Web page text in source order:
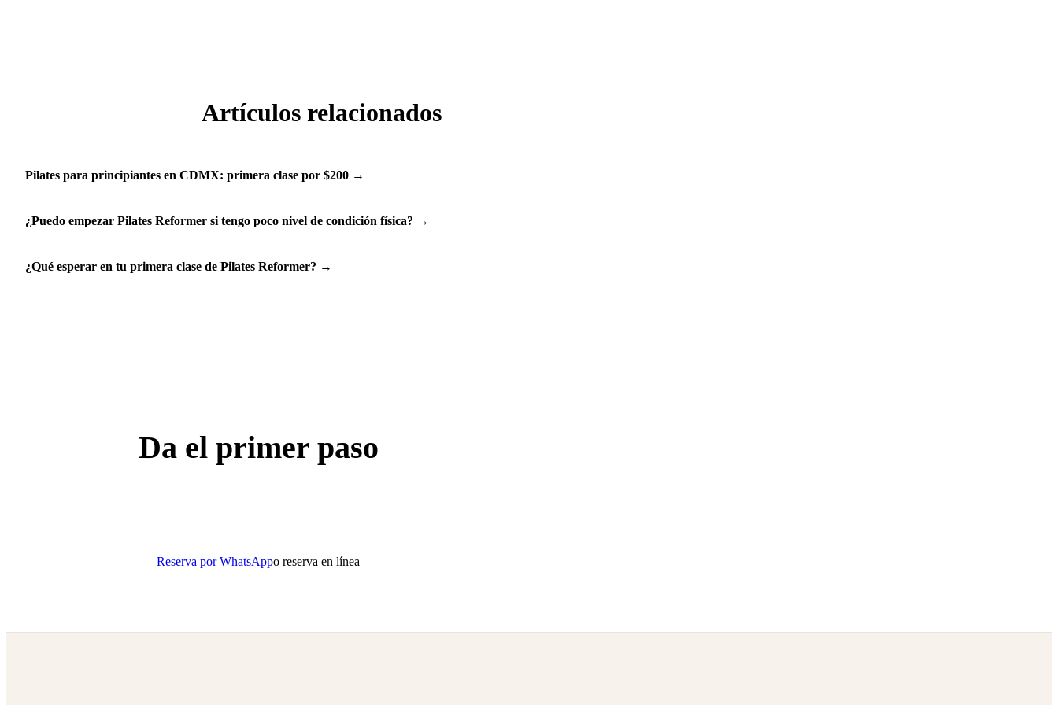
Artículos relacionados
Pilates para principiantes en CDMX: primera clase por $200 →
¿Puedo empezar Pilates Reformer si tengo poco nivel de condición física? →
¿Qué esperar en tu primera clase de Pilates Reformer? →
Da el primer paso
Reserva por WhatsAppo reserva en línea